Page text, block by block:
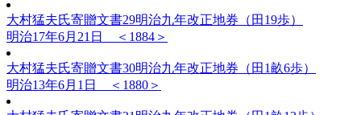
大村猛夫氏寄贈文書29明治九年改正地券（田19歩）
明治17年6月21日 ＜1884＞
大村猛夫氏寄贈文書30明治九年改正地券（田1畝6歩）
明治13年6月1日 ＜1880＞